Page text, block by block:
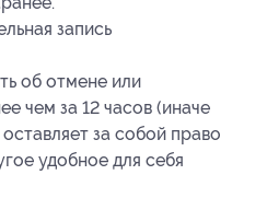
запись
об отмене или
чем за 12 часов (иначе
за собой право
удобное для себя